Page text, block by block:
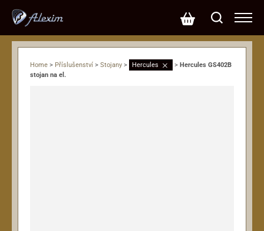
Home > Příslušenství > Stojany > Hercules > Hercules GS402B
stojan na el.